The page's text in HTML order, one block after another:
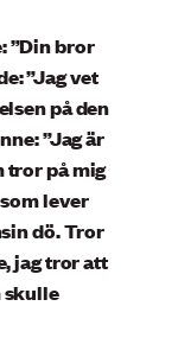
”Din bror
”Jag vet
på den
”Jag är
tror på mig
lever
dö. Tror
jag tror att
skulle